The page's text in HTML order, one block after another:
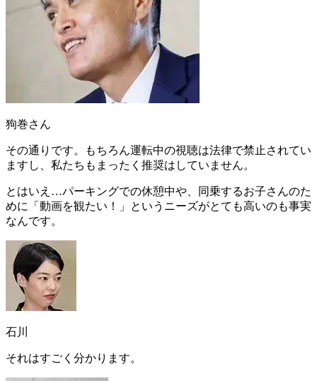
狗巻さん
その通りです。もちろん運転中の視聴は法律で禁止されてい
ますし、私たちもまったく推奨はしていません。
とはいえ…パーキングでの休憩中や、同乗するお子さんのた
めに
「動画を観たい！」というニーズがとても高いのも事実
なんです。
石川
それはすごく分かります。